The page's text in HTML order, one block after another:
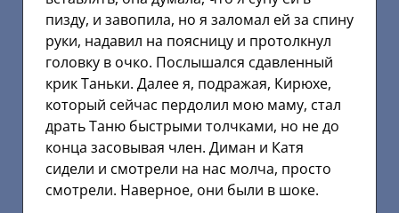
пизду, и завопила, но я заломал ей за спину
руки, надавил на поясницу и протолкнул
головку в очко. Послышался сдавленный
крик Таньки. Далее я, подражая, Кирюхе,
который сейчас пердолил мою маму, стал
драть Таню быстрыми толчками, но не до
конца засовывая член. Диман и Катя
сидели и смотрели на нас молча, просто
смотрели. Наверное, они были в шоке.